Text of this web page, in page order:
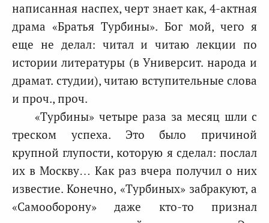
написанная наспех, черт знает как, 4-актная
драма «Братья Турбины». Бог мой, чего я
еще не делал: читал и читаю лекции по
истории литературы (в Университ. народа и
драмат. студии), читаю вступительные слова
и проч., проч.
«Турбины» четыре раза за месяц шли с
треском успеха. Это было причиной
крупной глупости, которую я сделал: послал
их в Москву… Как раз вчера получил о них
известие. Конечно, «Турбиных» забракуют, а
«Самооборону» даже кто-то признал